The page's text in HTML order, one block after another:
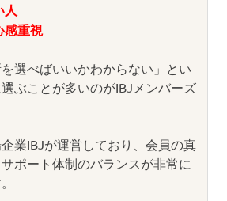
人
感重視
を選べばいいかわからない」とい
ぶことが多いのがIBJメンバーズ
業IBJが運営しており、会員の真
ポート体制のバランスが非常に